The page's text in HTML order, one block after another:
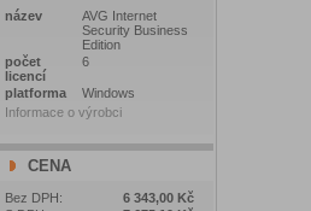
název
AVG Internet
Security Business
Edition
počet
licencí
6
platforma
Windows
Informace o výrobci
CENA
Bez DPH:
6 343,00 Kč